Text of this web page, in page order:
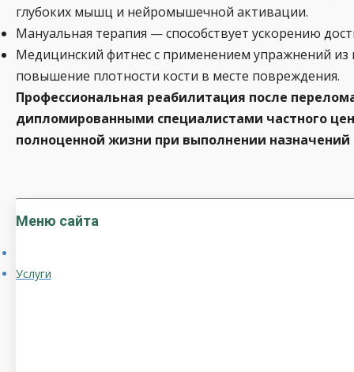
глубоких мышц и нейромышечной активации.
Мануальная терапия — способствует ускорению
Медицинский фитнес с применением упражнений из
повышение плотности кости в месте повреждения.
Профессиональная реабилитация после
дипломированными специалистами частного
полноценной жизни при выполнении назначений
Меню сайта
Услуги